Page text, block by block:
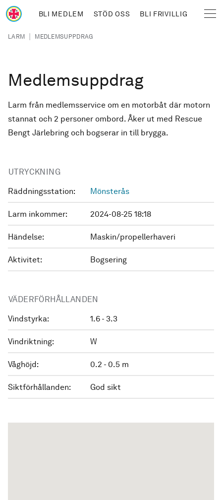
Hoppa till huvudinnehåll
BLI MEDLEM STÖD OSS BLI FRIVILLIG
Länkstig
LARM | MEDLEMSUPPDRAG
Medlemsuppdrag
Larm från medlemsservice om en motorbåt där motorn
stannat och 2 personer ombord. Åker ut med Rescue
Bengt Järlebring och bogserar in till brygga.
UTRYCKNING
Räddningsstation: Mönsterås
Larm inkommer: 2024-08-25 18:18
Händelse: Maskin/propellerhaveri
Aktivitet: Bogsering
VÄDERFÖRHÅLLANDEN
Vindstyrka: 1.6 - 3.3
Vindriktning: W
Våghöjd: 0.2 - 0.5 m
Siktförhållanden: God sikt